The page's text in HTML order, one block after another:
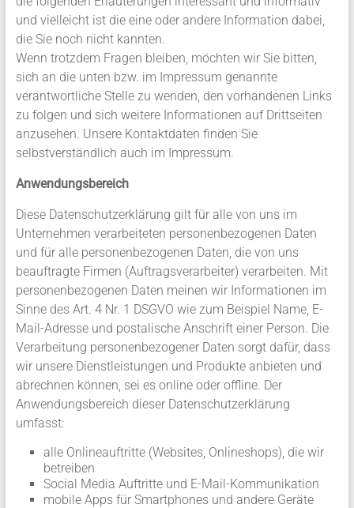
und vielleicht ist die eine oder andere Information dabei,
die Sie noch nicht kannten.
Wenn trotzdem Fragen bleiben, möchten wir Sie bitten,
sich an die unten bzw. im Impressum genannte
verantwortliche Stelle zu wenden, den vorhandenen Links
zu folgen und sich weitere Informationen auf Drittseiten
anzusehen. Unsere Kontaktdaten finden Sie
selbstverständlich auch im Impressum.
Anwendungsbereich
Diese Datenschutzerklärung gilt für alle von uns im
Unternehmen verarbeiteten personenbezogenen Daten
und für alle personenbezogenen Daten, die von uns
beauftragte Firmen (Auftragsverarbeiter) verarbeiten. Mit
personenbezogenen Daten meinen wir Informationen im
Sinne des Art. 4 Nr. 1 DSGVO wie zum Beispiel Name, E-
Mail-Adresse und postalische Anschrift einer Person. Die
Verarbeitung personenbezogener Daten sorgt dafür, dass
wir unsere Dienstleistungen und Produkte anbieten und
abrechnen können, sei es online oder offline. Der
Anwendungsbereich dieser Datenschutzerklärung
umfasst:
alle Onlineauftritte (Websites, Onlineshops), die wir
betreiben
Social Media Auftritte und E-Mail-Kommunikation
mobile Apps für Smartphones und andere Geräte